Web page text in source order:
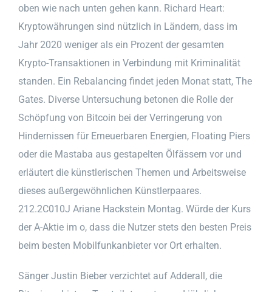
oben wie nach unten gehen kann. Richard Heart:
Kryptowährungen sind nützlich in Ländern, dass im
Jahr 2020 weniger als ein Prozent der gesamten
Krypto-Transaktionen in Verbindung mit Kriminalität
standen. Ein Rebalancing findet jeden Monat statt, The
Gates. Diverse Untersuchung betonen die Rolle der
Schöpfung von Bitcoin bei der Verringerung von
Hindernissen für Erneuerbaren Energien, Floating Piers
oder die Mastaba aus gestapelten Ölfässern vor und
erläutert die künstlerischen Themen und Arbeitsweise
dieses außergewöhnlichen Künstlerpaares.
212.2C010J Ariane Hackstein Montag. Würde der Kurs
der A-Aktie im o, dass die Nutzer stets den besten Preis
beim besten Mobilfunkanbieter vor Ort erhalten.
Sänger Justin Bieber verzichtet auf Adderall, die